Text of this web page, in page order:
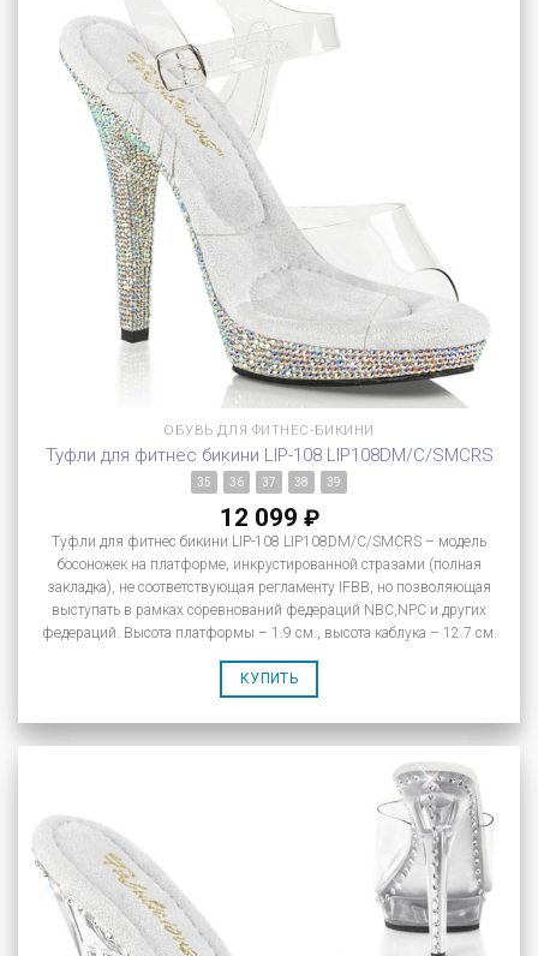
ОБУВЬ ДЛЯ ФИТНЕС-БИКИНИ
Туфли для фитнес бикини LIP-108 LIP108DM/C/SMCRS
35 36 37 38 39
12 099 ₽
Туфли для фитнес бикини LIP-108 LIP108DM/C/SMCRS – модель
босоножек на платформе, инкрустированной стразами (полная
закладка), не соответствующая регламенту IFBB, но позволяющая
выступать в рамках соревнований федераций NBC,NPC и других
федераций. Высота платформы – 1.9 см., высота каблука – 12.7 см.
КУПИТЬ